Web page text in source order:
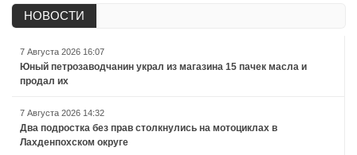
НОВОСТИ
7 Августа 2026 16:07
Юный петрозаводчанин украл из магазина 15 пачек масла и
продал их
7 Августа 2026 14:32
Два подростка без прав столкнулись на мотоциклах в
Лахденпохском округе